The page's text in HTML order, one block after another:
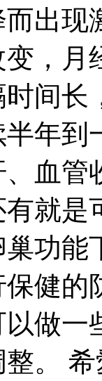
出现
，月
间长
年
血管
就是
功能
健的
做一
。